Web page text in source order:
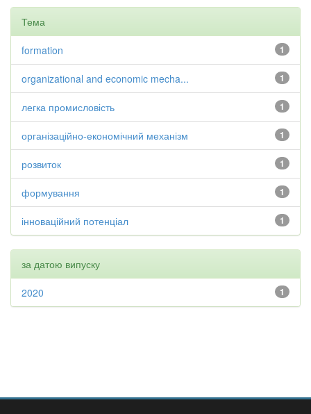
Тема
1
formation
1
organizational and economic mecha...
1
легка промисловість
1
організаційно-економічний механізм
1
розвиток
1
формування
1
інноваційний потенціал
за датою випуску
1
2020